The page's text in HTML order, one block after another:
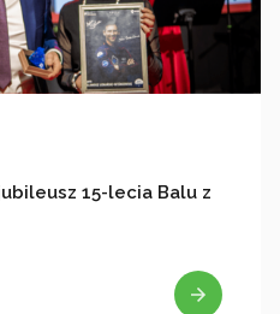
15-lecia Balu z